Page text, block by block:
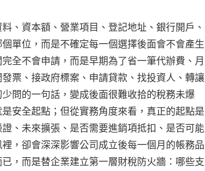
、資本額、營業項目、登記地址、銀行開戶、
單位，而是不確定每一個選擇後面會不會產生
全不會申請，而是早期為了省一筆代辦費、月
票、接政府標案、申請貸款、找投資人、轉讓
問的一句話，變成後面很難收拾的稅務未爆
安全起點；但從實務角度來看，真正的起點是
、未來擴張、是否需要進銷項抵扣、是否可能
，卻會深深影響公司成立後每一個月的帳務品
，而是替企業建立第一層財稅防火牆：哪些支